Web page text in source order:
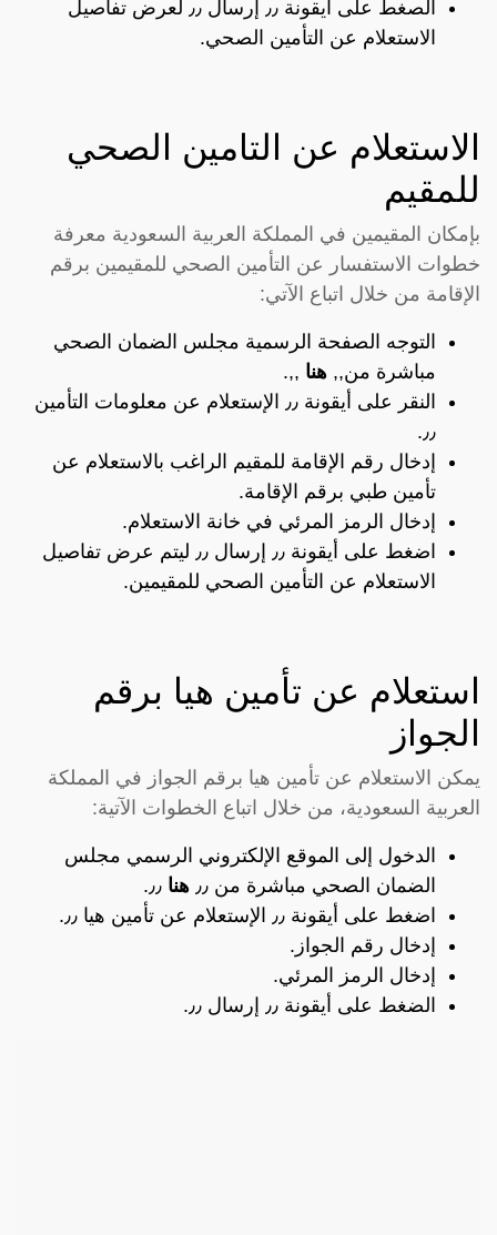
الصغط على أيقونة ٫٫ إرسال ٫٫ لعرض تفاصيل
الاستعلام عن التأمين الصحي.
الاستعلام عن التامين الصحي
للمقيم
بإمكان المقيمين في المملكة العربية السعودية معرفة
خطوات الاستفسار عن التأمين الصحي للمقيمين برقم
الإقامة من خلال اتباع الآتي:
التوجه الصفحة الرسمية مجلس الضمان الصحي
مباشرة من,, هنا ,,.
النقر على أيقونة ٫٫ الإستعلام عن معلومات التأمين
٫٫.
إدخال رقم الإقامة للمقيم الراغب بالاستعلام عن
تأمين طبي برقم الإقامة.
إدخال الرمز المرئي في خانة الاستعلام.
اضغط على أيقونة ٫٫ إرسال ٫٫ ليتم عرض تفاصيل
الاستعلام عن التأمين الصحي للمقيمين.
استعلام عن تأمين هيا برقم
الجواز
يمكن الاستعلام عن تأمين هيا برقم الجواز في المملكة
العربية السعودية، من خلال اتباع الخطوات الآتية:
الدخول إلى الموقع الإلكتروني الرسمي مجلس
الضمان الصحي مباشرة من ٫٫
هنا
اضغط على أيقونة ٫٫ الإستعلام عن تأمين هيا ٫٫.
إدخال رقم الجواز.
إدخال الرمز المرئي.
الضغط على أيقونة ٫٫ إرسال ٫٫.